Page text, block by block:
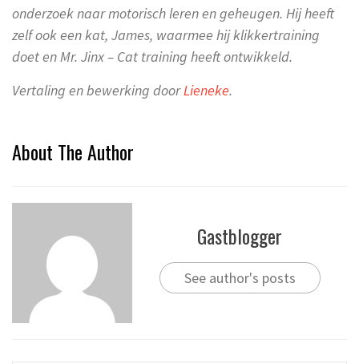
onderzoek naar motorisch leren en geheugen. Hij heeft
zelf ook een kat, James, waarmee hij klikkertraining
doet en Mr. Jinx – Cat training heeft ontwikkeld.
Vertaling en bewerking doorLieneke.
About The Author
Gastblogger
See author's posts